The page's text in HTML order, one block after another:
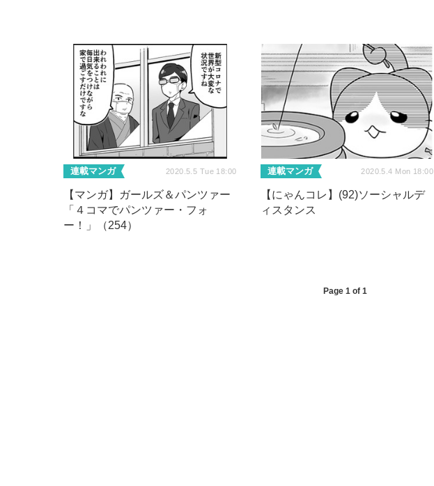
連載マンガ 2020.5.5 Tue 18:00
【マンガ】ガールズ＆パンツァー
「４コマでパンツァー・フォ
ー！」（254）
連載マンガ 2020.5.4 Mon 18:00
【にゃんコレ】(92)ソーシャルデ
ィスタンス
Page 1 of 1